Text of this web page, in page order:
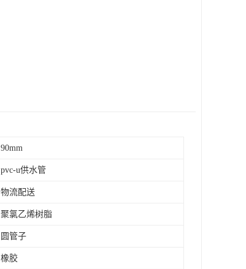
90mm
pvc-u供水管
物流配送
聚氯乙烯树脂
圆管子
橡胶